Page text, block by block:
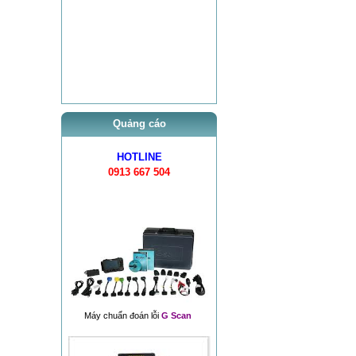
Quảng cáo
HOTLINE
0913 667 504
Máy chuẩn đoán lỗi G Scan